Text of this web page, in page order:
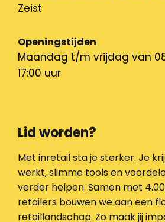
Zeist
Openingstijden
Maandag t/m vrijdag van
17:00 uur
Lid worden?
Met inretail sta je sterker. Je
werkt, slimme tools en
verder helpen. Samen met
retailers bouwen we aan een
retaillandschap. Zo maak jij